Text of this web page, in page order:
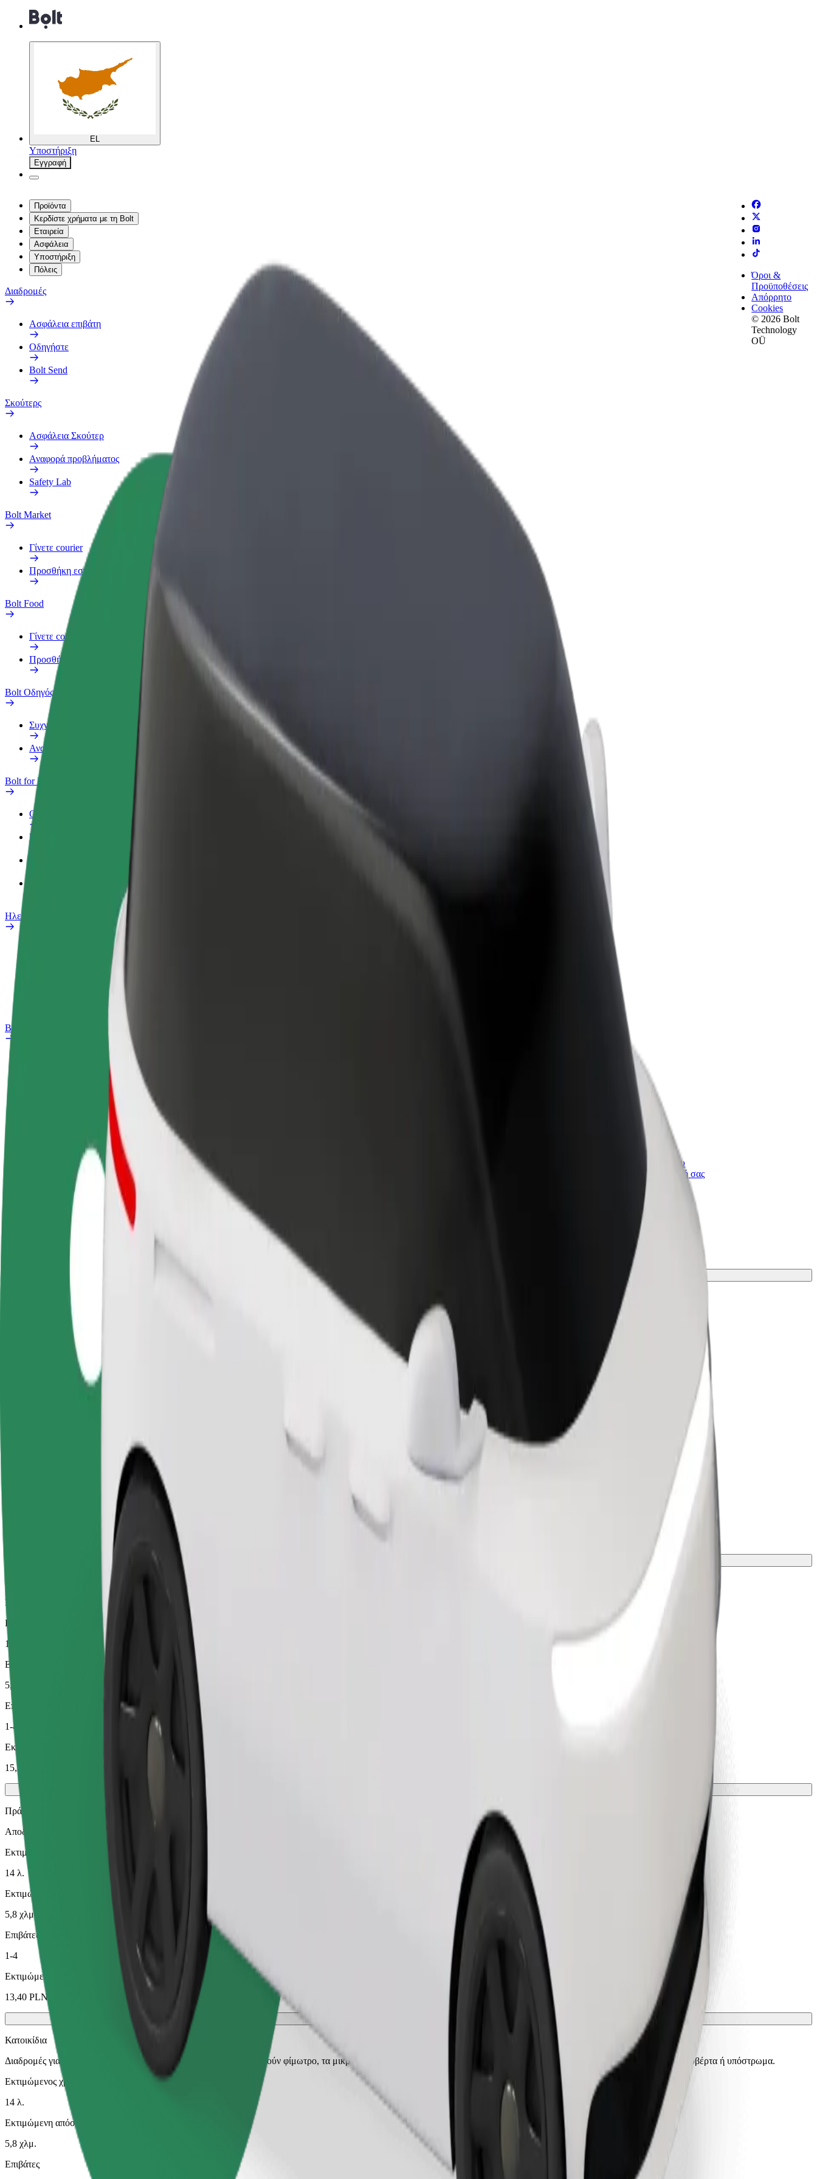
EL
Υποστήριξη
Εγγραφή
Προϊόντα
Κερδίστε χρήματα με τη Bolt
Εταιρεία
Ασφάλεια
Υποστήριξη
Πόλεις
Διαδρομές
Ασφάλεια επιβάτη
Οδηγήστε
Bolt Send
Σκούτερς
Ασφάλεια Σκούτερ
Αναφορά προβλήματος
Safety Lab
Bolt Market
Γίνετε courier
Προσθήκη εστιατορίου ή καταστήματος
Bolt Food
Γίνετε courier
Προσθήκη εστιατορίου ή καταστήματος
Bolt Οδηγός
Συχνές Ερωτήσεις
Αναφορά οχήματος
Bolt for Business
Οφέλη
Προφίλ Εργασίας
Bolt food για επιχειρήσεις
Ηλεκτρικά ποδήλατα
Αναφορά προβλήματος
Bolt Plus
Πώς να συμμετάσχετε
Κερδίστε χρήματα με τους
δικούς σας όρους
Γίνετε courier
Παραδώστε φαγητό και
πληρώνεστε εβδομαδιαία
Προϊόντα και υπηρεσίες Bolt που
κλιμακώνονται για την επιχείρησή σας
Όροι &
Προϋποθέσεις
Απόρρητο
Cookies
© 2026 Bolt
Technology
OÜ
Πώς να φτάσεις από Dworzec Autobusowy Poznań Główny σε Kupiec Poznański
Ψάχνεις τον καλύτερο τρόπο να φτάσεις από Dworzec Autobusowy Poznań Główny σε Kupiec Poznański; Εξερεύνησε τις υπηρεσίες μας και βρες την ιδανική για το ταξίδι σου.
Dworzec Autobusowy Poznań Główny
Kupiec Poznański
Η άνεση και η ευκολία λίγα κλικ μακριά!
Αξιόπιστες διαδρομές με καθημερινά αυτοκίνητα μεσαίου μεγέθους.
Μεγαλύτερα αυτοκίνητα με περισσότερο χώρο για τα πόδια και αποθηκευτικό χώρο
Εκτιμώμενος χρόνος μετακίνησης
14 λ.
Εκτιμώμενη απόσταση
5,8 χλμ.
Επιβάτες
1-4
Εκτιμώμενη τιμή
15,20 PLN
Πράσινο
Αποδοτικές διαδρομές με υβριδικά και ηλεκτρικά οχήματα
Εκτιμώμενος χρόνος μετακίνησης
14 λ.
Εκτιμώμενη απόσταση
5,8 χλμ.
Επιβάτες
1-4
Εκτιμώμενη τιμή
13,40 PLN
Κατοικίδια
Διαδρομές για εσάς και το κατοικίδιό σας. Οι σκύλοι πρέπει να φορούν φίμωτρο, τα μικρά ζώα χρειάζονται κλουβί μεταφοράς και τα καθίσματα πρέπει να προστατεύονται με κουβέρτα ή υπόστρωμα.
Εκτιμώμενος χρόνος μετακίνησης
14 λ.
Εκτιμώμενη απόσταση
5,8 χλμ.
Επιβάτες